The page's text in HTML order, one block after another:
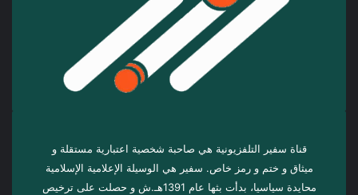
قناة سفير التلفزيونية هي صاحبة شخصية اعتبارية مستقلة و
ميثاق و ختم و رمز خاص. سفیر هي الوسيلة الإعلامية الإسلامية
محايدة سياسيا، بدأت بثها عام 1391هـ.ش و حصلت على ترخيص